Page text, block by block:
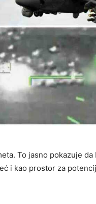
To jasno pokazuje
i kao prostor za